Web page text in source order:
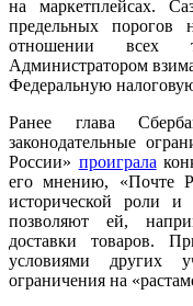
на маркетплейсах.
предельных порогов
отношении всех
Администратором
Федеральную
Ранее глава
законодательные
России» проиграла
его мнению, «Почте
исторической роли
позволяют ей,
доставки товаров.
условиями других
ограничения на